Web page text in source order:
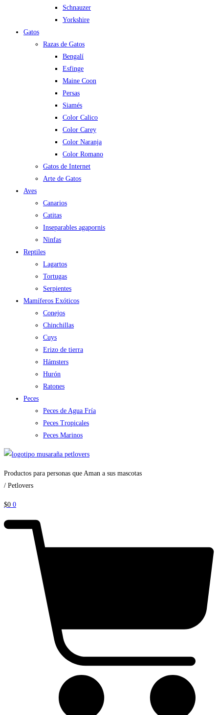
Schnauzer
Yorkshire
Gatos
Razas de Gatos
Bengalí
Esfinge
Maine Coon
Persas
Siamés
Color Calico
Color Carey
Color Naranja
Color Romano
Gatos de Internet
Arte de Gatos
Aves
Canarios
Catitas
Inseparables agapornis
Ninfas
Reptiles
Lagartos
Tortugas
Serpientes
Mamíferos Exóticos
Conejos
Chinchillas
Cuys
Erizo de tierra
Hámsters
Hurón
Ratones
Peces
Peces de Agua Fría
Peces Tropicales
Peces Marinos
Productos para personas que Aman a sus mascotas
/ Petlovers
$0 0